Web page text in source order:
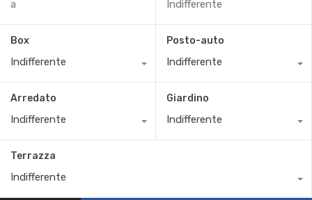
Box
Indifferente
Posto-auto
Indifferente
Arredato
Indifferente
Giardino
Indifferente
Terrazza
Indifferente